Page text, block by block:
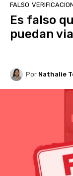
FALSO
Es falso
puedan
Por Nathalie